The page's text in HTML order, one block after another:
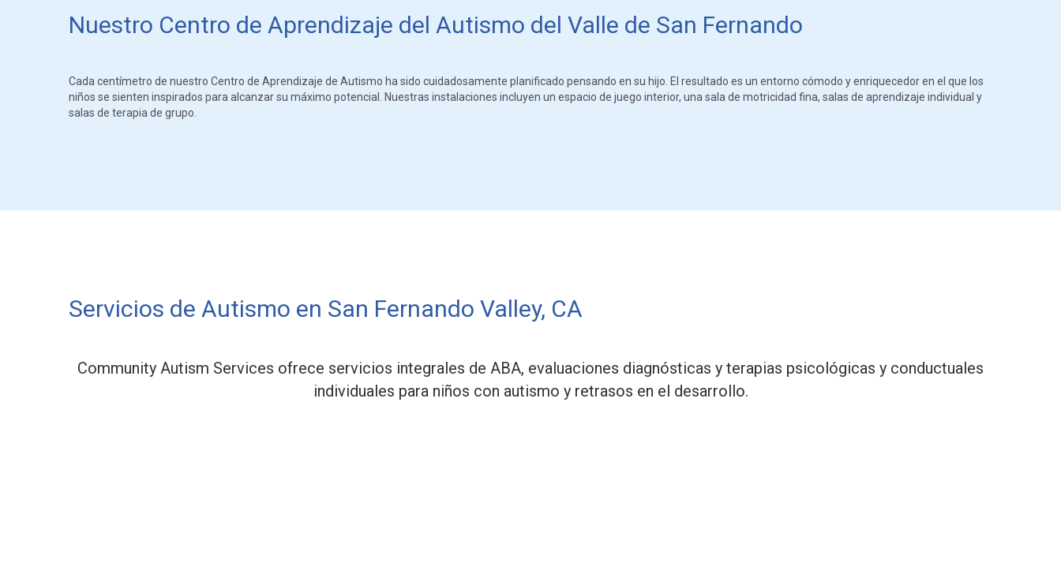
Nuestro Centro de Aprendizaje del Autismo del Valle de San Fernando
Cada centímetro de nuestro Centro de Aprendizaje de Autismo ha sido cuidadosamente planificado pensando en su hijo. El resultado es un entorno cómodo y enriquecedor en el que los
niños se sienten inspirados para alcanzar su máximo potencial. Nuestras instalaciones incluyen un espacio de juego interior, una sala de motricidad fina, salas de aprendizaje individual y
salas de terapia de grupo.
Servicios de Autismo en San Fernando Valley, CA
Community Autism Services ofrece servicios integrales de ABA, evaluaciones diagnósticas y terapias psicológicas y conductuales
individuales para niños con autismo y retrasos en el desarrollo.